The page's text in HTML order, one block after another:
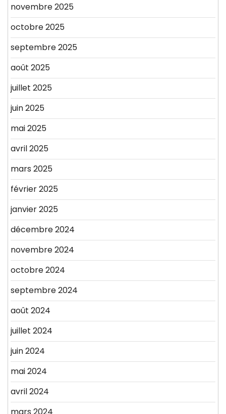
novembre 2025
octobre 2025
septembre 2025
août 2025
juillet 2025
juin 2025
mai 2025
avril 2025
mars 2025
février 2025
janvier 2025
décembre 2024
novembre 2024
octobre 2024
septembre 2024
août 2024
juillet 2024
juin 2024
mai 2024
avril 2024
mars 2024